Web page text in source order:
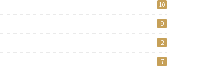
10
9
2
7